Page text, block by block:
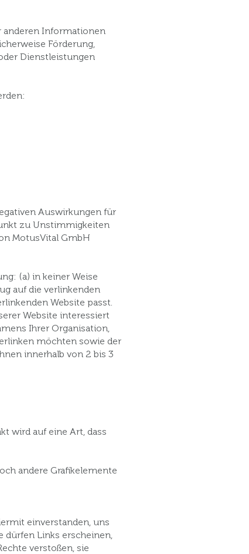
anderen Informationen
Förderung,
Dienstleistungen
Auswirkungen für
zu Unstimmigkeiten
MotusVital GmbH
(a) in keiner Weise
auf die verlinkenden
Website passt.
Website interessiert
Ihrer Organisation,
möchten sowie der
innerhalb von 2 bis 3
wird auf eine Art, dass
andere Grafikelemente
einverstanden, uns
dürfen Links erscheinen,
verstoßen, sie